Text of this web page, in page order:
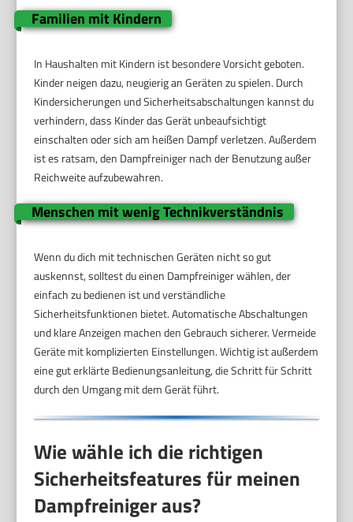
Familien mit Kindern
In Haushalten mit Kindern ist besondere Vorsicht geboten.
Kinder neigen dazu, neugierig an Geräten zu spielen. Durch
Kindersicherungen und Sicherheitsabschaltungen kannst du
verhindern, dass Kinder das Gerät unbeaufsichtigt
einschalten oder sich am heißen Dampf verletzen. Außerdem
ist es ratsam, den Dampfreiniger nach der Benutzung außer
Reichweite aufzubewahren.
Menschen mit wenig Technikverständnis
Wenn du dich mit technischen Geräten nicht so gut
auskennst, solltest du einen Dampfreiniger wählen, der
einfach zu bedienen ist und verständliche
Sicherheitsfunktionen bietet. Automatische Abschaltungen
und klare Anzeigen machen den Gebrauch sicherer. Vermeide
Geräte mit komplizierten Einstellungen. Wichtig ist außerdem
eine gut erklärte Bedienungsanleitung, die Schritt für Schritt
durch den Umgang mit dem Gerät führt.
Wie wähle ich die richtigen
Sicherheitsfeatures für meinen
Dampfreiniger aus?